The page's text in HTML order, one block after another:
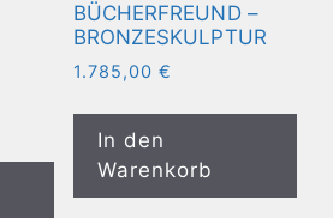
BÜCHERFREUND –
BRONZESKULPTUR
1.785,00 €
In den
Warenkorb